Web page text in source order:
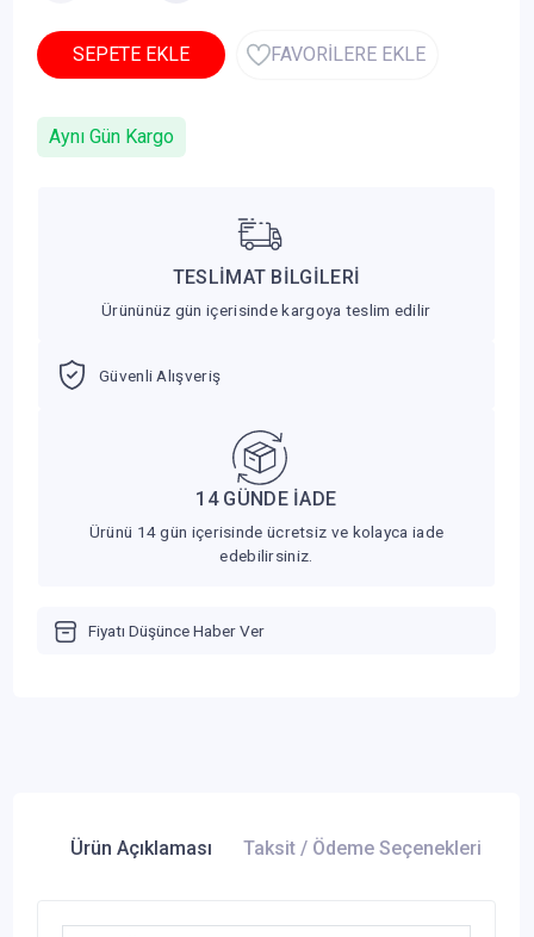
SEPETE EKLE FAVORİLERE EKLE
Aynı Gün Kargo
TESLİMAT BİLGİLERİ
Ürününüz gün içerisinde kargoya teslim edilir
Güvenli Alışveriş
14 GÜNDE İADE
Ürünü 14 gün içerisinde ücretsiz ve kolayca iade
edebilirsiniz.
Fiyatı Düşünce Haber Ver
Ürün Açıklaması Taksit / Ödeme Seçenekleri